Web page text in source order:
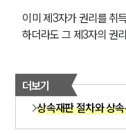
이미 제3자가 권리를 취
하더라도 그 제3자의 권
더보기
상속재판 절차와 상